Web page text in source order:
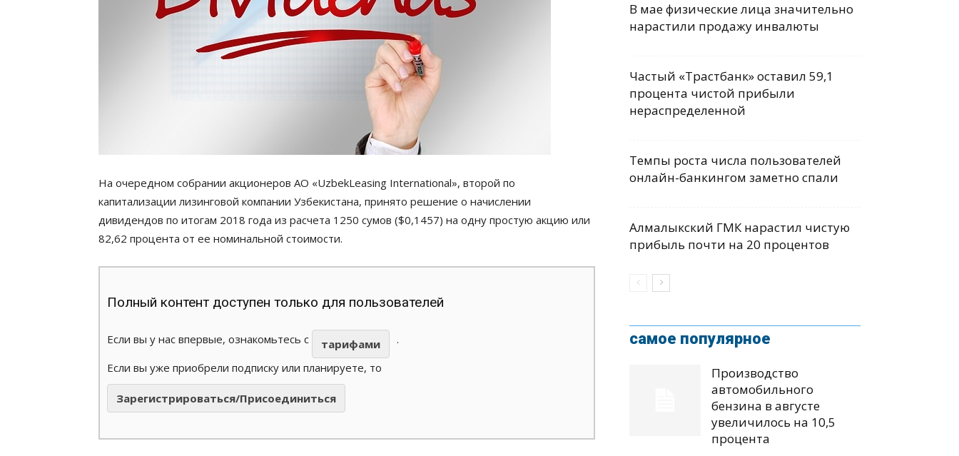
На очередном собрании акционеров АО «UzbekLeasing International», второй по
капитализации лизинговой компании Узбекистана, принято решение о начислении
дивидендов по итогам 2018 года из расчета 1250 сумов ($0,1457) на одну простую акцию или
82,62 процента от ее номинальной стоимости.
Полный контент доступен только для пользователей
Если вы у нас впервые, ознакомьтесь с тарифами
.
Если вы уже приобрели подписку или планируете, то
Зарегистрироваться/Присоединиться
В мае физические лица значительно
нарастили продажу инвалюты
Частый «Трастбанк» оставил 59,1
процента чистой прибыли
нераспределенной
Темпы роста числа пользователей
онлайн-банкингом заметно спали
Алмалыкский ГМК нарастил чистую
прибыль почти на 20 процентов
самое популярное
Производство
автомобильного
бензина в августе
увеличилось на 10,5
процента